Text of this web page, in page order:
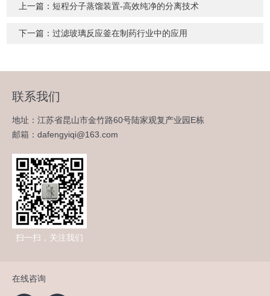
上一篇：短程分子蒸馏装置-高效纯净的分离技术
下一篇：过滤玻璃反应釜在制药行业中的应用
联系我们
地址：江苏省昆山市金竹路60号陆家观复产业园E栋
邮箱：dafengyiqi@163.com
扫一扫，关注我们
在线咨询